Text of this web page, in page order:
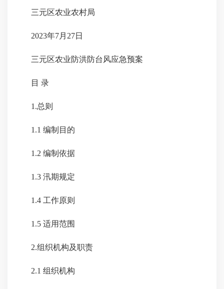
三元区农业农村局
2023年7月27日
三元区农业防洪防台风应急预案
目 录
1.总则
1.1 编制目的
1.2 编制依据
1.3 汛期规定
1.4 工作原则
1.5 适用范围
2.组织机构及职责
2.1 组织机构